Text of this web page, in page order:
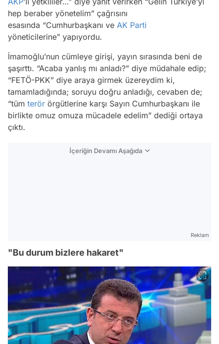
hep beraber yönetelim” çağrısını
esasında “Cumhurbaşkanı ve AK Parti
yöneticilerine” yapıyordu.
İmamoğlu’nun cümleye girişi, yayın sırasında beni de
şaşırttı. “Acaba yanlış mı anladı?” diye müdahale edip;
“FETÖ-PKK” diye araya girmek üzereydim ki,
tamamladığında; soruyu doğru anladığı, cevaben de;
“tüm terör örgütlerine karşı Sayın Cumhurbaşkanı ile
birlikte omuz omuza mücadele edelim” dediği ortaya
çıktı.
İçeriğin Devamı Aşağıda
Reklam
"Bu durum bizlere hakaret"